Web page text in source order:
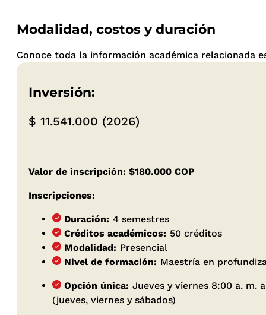
Modalidad, costos y duración
Conoce toda la información académica relacionada
Inversión:
$ 11.541.000 (2026)
Valor de inscripción: $180.000 COP
Inscripciones:
Duración: 4 semestres
Créditos académicos: 50 créditos
Modalidad: Presencial
Nivel de formación: Maestría en
Opción única: Jueves y viernes 8:00 a. m.
(jueves, viernes y sábados)